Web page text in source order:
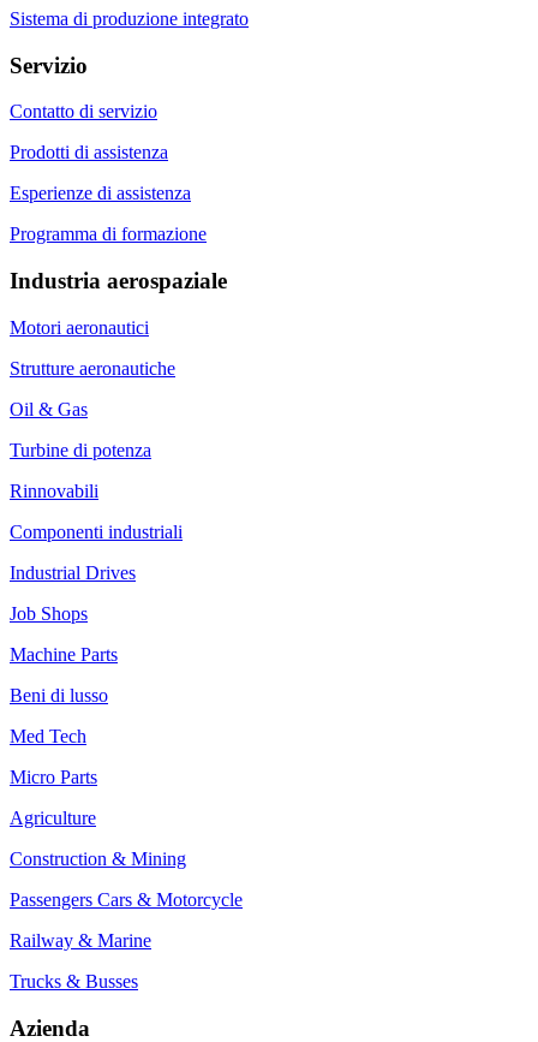
Sistema di produzione integrato
Servizio
Contatto di servizio
Prodotti di assistenza
Esperienze di assistenza
Programma di formazione
Industria aerospaziale
Motori aeronautici
Strutture aeronautiche
Oil & Gas
Turbine di potenza
Rinnovabili
Componenti industriali
Industrial Drives
Job Shops
Machine Parts
Beni di lusso
Med Tech
Micro Parts
Agriculture
Construction & Mining
Passengers Cars & Motorcycle
Railway & Marine
Trucks & Busses
Azienda